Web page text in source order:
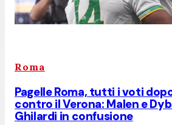
Roma
Pagelle Roma, tutti i voti
contro il Verona: Malen e
Ghilardi in confusione